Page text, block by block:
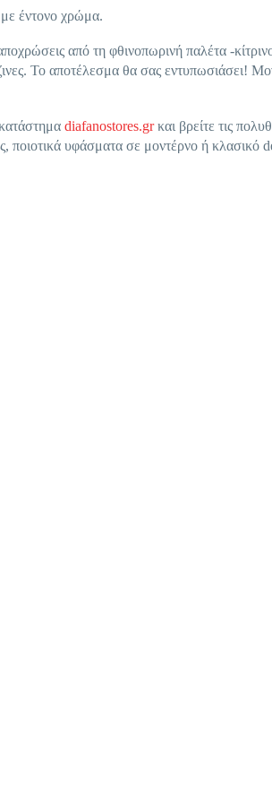
έντονο χρώμα.
από τη φθινοπωρινή παλέτα -
Το αποτέλεσμα θα σας εντυπωσιάσει!
diafanostores.grκαι βρείτε τις
ποιοτικά υφάσματα σε μοντέρνο ή κλασικό